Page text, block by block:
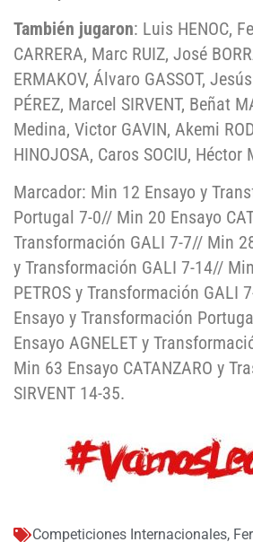
También jugaron: Luis HENOC,
CARRERA, Marc RUIZ, José
ERMAKOV, Álvaro GASSOT,
PÉREZ, Marcel SIRVENT, Beñat
Medina, Victor GAVIN, Akemi
HINOJOSA, Caros SOCIU, Héctor
Marcador: Min 12 Ensayo y
Portugal 7-0// Min 20 Ensayo
Transformación GALI 7-7// Min
y Transformación GALI 7-14//
PETROS y Transformación GALI
Ensayo y Transformación
Ensayo AGNELET y
Min 63 Ensayo CATANZARO y
SIRVENT 14-35.
Competiciones Internacionales,